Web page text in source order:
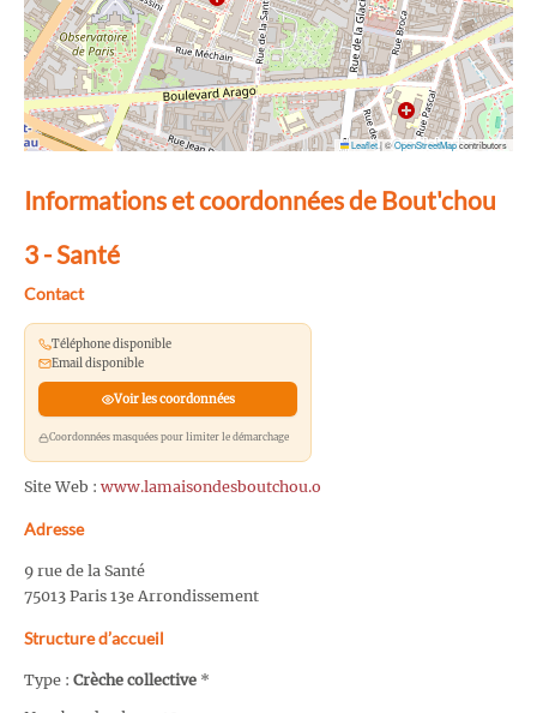
Leaflet|©OpenStreetMapcontributors
Informations et coordonnées de Bout'chou
3 - Santé
Contact
Téléphone disponible
Email disponible
Voir les coordonnées
Coordonnées masquées pour limiter le démarchage
Site Web : www.lamaisondesboutchou.o
Adresse
9 rue de la Santé
75013 Paris 13e Arrondissement
Structure d’accueil
Type : Crèche collective *